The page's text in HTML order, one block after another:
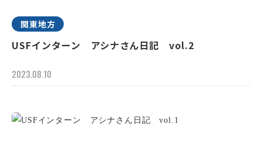
関東地方
USFインターン アシナさん日記 vol.2
2023.08.10